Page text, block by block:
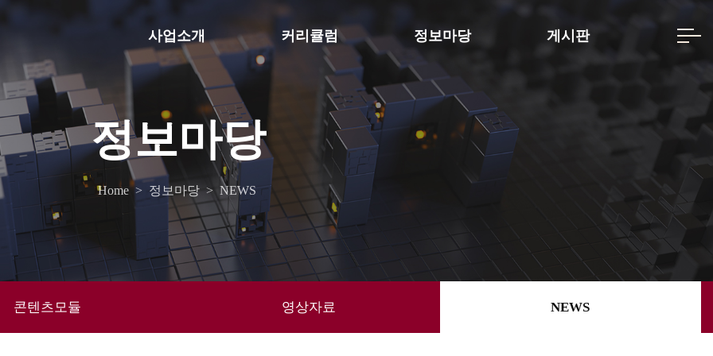
사업소개 커리큘럼 정보마당 게시판
정보마당
Home> 정보마당 > NEWS
콘텐츠모듈 영상자료 NEWS